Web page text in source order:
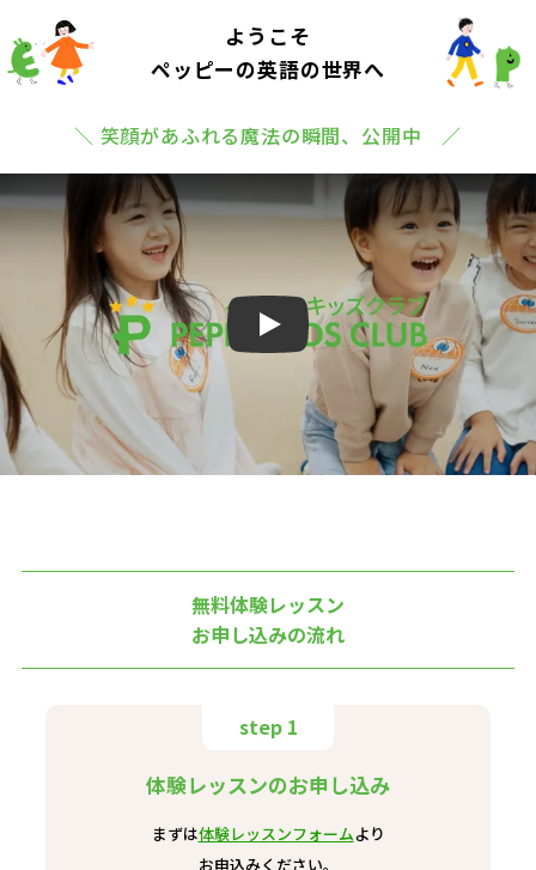
ようこそ
ペッピーの英語の世界へ
＼ 笑顔があふれる魔法の瞬間、公開中 ／
Play
無料体験レッスン
お申し込みの流れ
step 1
体験レッスンのお申し込み
まずは体験レッスンフォームより
お申込みください。